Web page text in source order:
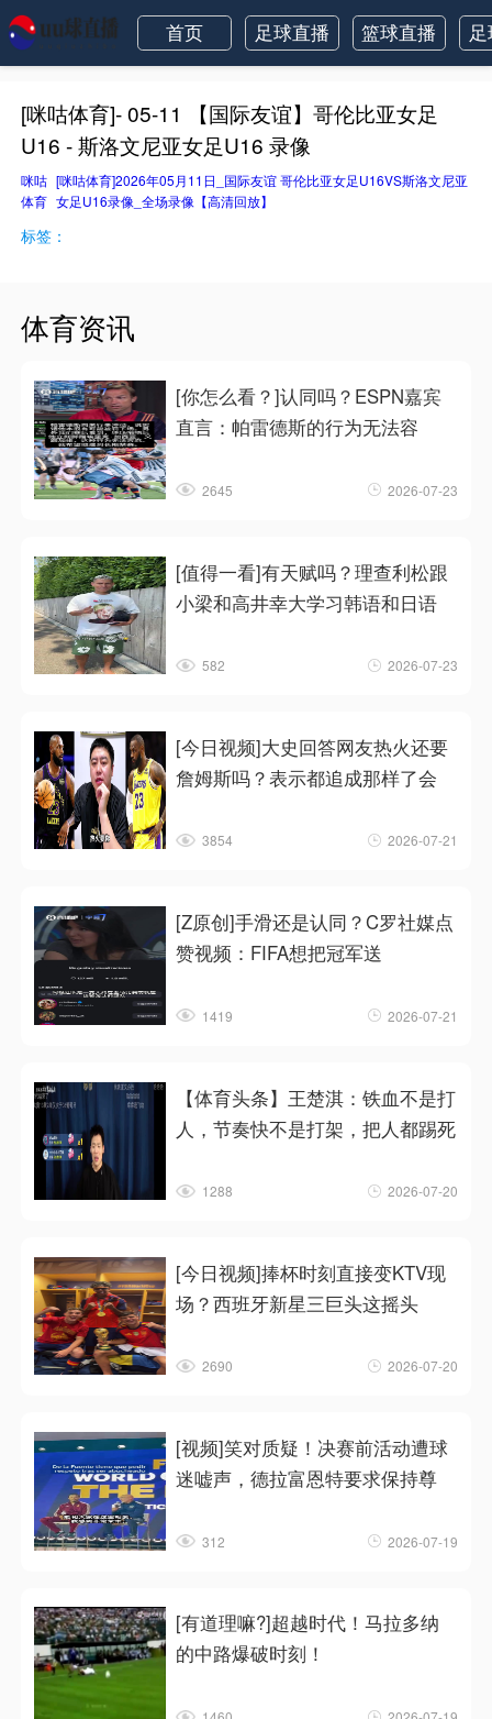
首页 足球直播 篮球直播
[咪咕体育]- 05-11 【国际友谊】哥伦比亚女足
U16 - 斯洛文尼亚女足U16 录像
咪咕
体育
[咪咕体育]2026年05月11日_国际友谊 哥伦比亚女足U16VS斯洛文尼亚
女足U16录像_全场录像【高清回放】
标签：
体育资讯
[你怎么看？]认同吗？ESPN嘉宾
直言：帕雷德斯的行为无法容
2645 2026-07-23
[值得一看]有天赋吗？理查利松跟
小梁和高井幸大学习韩语和日语
582 2026-07-23
[今日视频]大史回答网友热火还要
詹姆斯吗？表示都追成那样了会
3854 2026-07-21
[Z原创]手滑还是认同？C罗社媒点
赞视频：FIFA想把冠军送
1419 2026-07-21
【体育头条】王楚淇：铁血不是打
人，节奏快不是打架，把人都踢死
1288 2026-07-20
[今日视频]捧杯时刻直接变KTV现
场？西班牙新星三巨头这摇头
2690 2026-07-20
[视频]笑对质疑！决赛前活动遭球
迷嘘声，德拉富恩特要求保持尊
312 2026-07-19
[有道理嘛?]超越时代！马拉多纳
的中路爆破时刻！